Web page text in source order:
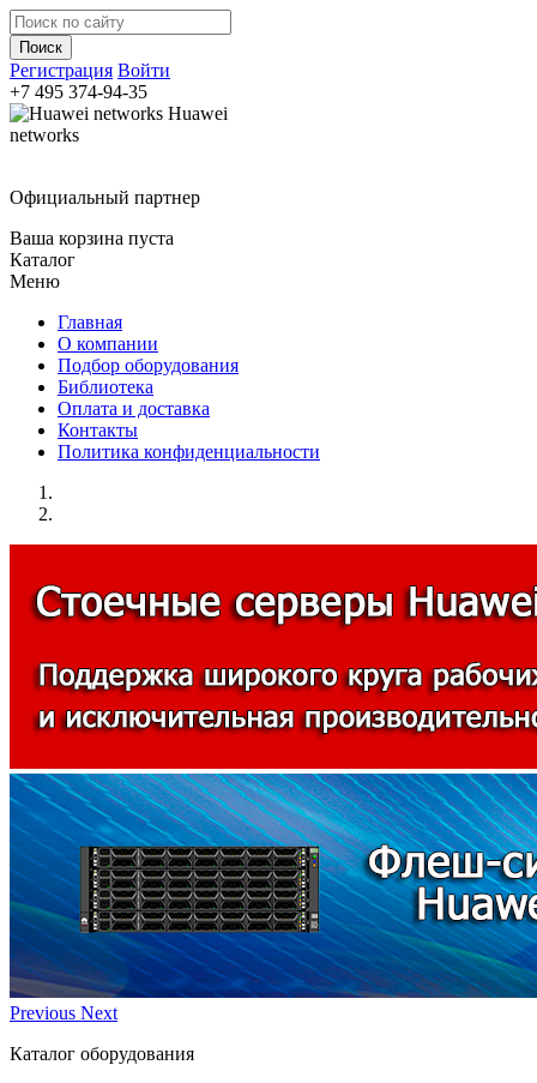
Регистрация Войти
+7 495 374-94-35
Huawei
networks
Официальный партнер
Ваша корзина пуста
Каталог
Меню
Главная
О компании
Подбор оборудования
Библиотека
Оплата и доставка
Контакты
Политика конфиденциальности
Previous Next
Каталог оборудования